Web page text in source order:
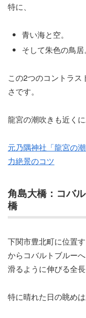
特に、
青い海と空。
そして朱色の鳥居。
この2つのコントラス
さです。
龍宮の潮吹きも近く
元乃隅神社「龍宮の
力絶景のコツ
角島大橋：コバ
橋
下関市豊北町に位置
からコバルトブルー
滑るように伸びる全長
特に晴れた日の眺めは